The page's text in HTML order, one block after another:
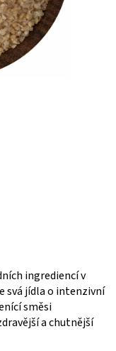
ingrediencí v
svá jídla o intenzivní
směsi
a chutnější